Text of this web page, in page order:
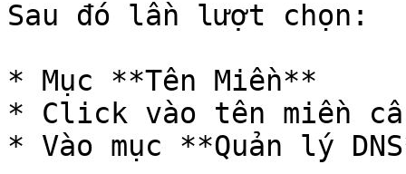
Sau đó lần lượt chọn:
* Mục **Tên Miền**
* Click vào tên miền
* Vào mục **Quản lý